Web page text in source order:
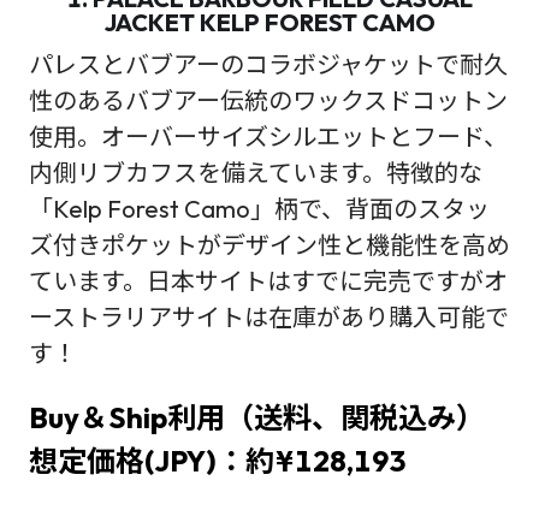
JACKET KELP FOREST CAMO
パレスとバブアーのコラボジャケットで耐久
性のあるバブアー伝統のワックスドコットン
使用。オーバーサイズシルエットとフード、
内側リブカフスを備えています。特徴的な
「Kelp Forest Camo」柄で、背面のスタッ
ズ付きポケットがデザイン性と機能性を高め
ています。日本サイトはすでに完売ですがオ
ーストラリアサイトは在庫があり購入可能で
す！
Buy＆Ship利用（送料、関税込み）
想定価格(JPY)：約¥128,193